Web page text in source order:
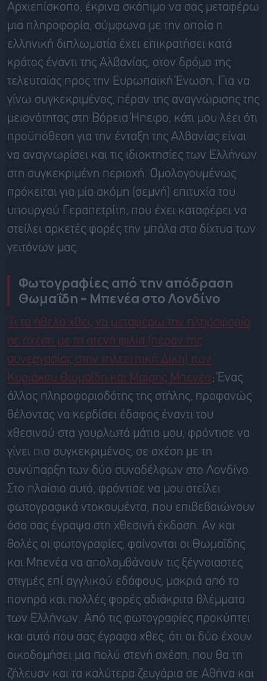
Αρχιεπίσκοπο, έκρινα σκόπιμο να σας μεταφέρω
μια πληροφορία, σύμφωνα με την οποία η
ελληνική διπλωματία έχει επικρατήσει κατά
κράτος έναντι της Αλβανίας, στον δρόμο της
τελευταίας προς την Ευρωπαϊκή Ένωση. Για να
γίνω συγκεκριμένος, πέραν της αναγνώρισης της
μειονότητας στη Βόρεια Ήπειρο, κάτι μου λέει ότι
προϋπόθεση για την ένταξη της Αλβανίας είναι
να αναγνωρίσει και τις ιδιοκτησίες των Ελλήνων
στη συγκεκριμένη περιοχή. Ομολογουμένως
πρόκειται για μία ακόμη (σεμνή) επιτυχία του
υπουργού Γεραπετρίτη, που έχει καταφέρει να
στείλει αρκετές φορές την μπάλα στα δίχτυα των
γειτόνων μας.
Φωτογραφίες από την απόδραση
Θωμαΐδη – Μπενέα στο Λονδίνο
Τι το ήθελα χθες να μεταφέρω την πληροφορία
σε σχέση με τη στενή φιλία (πέραν της
συνεργασίας στην τηλεοπτική Δίκη) των
Κυριάκου Θωμαΐδη και Μαίρης Μπενέα ; Ένας
άλλος πληροφοριοδότης της στήλης, προφανώς
θέλοντας να κερδίσει έδαφος έναντι του
χθεσινού στα γουρλωτά μάτια μου, φρόντισε να
γίνει πιο συγκεκριμένος, σε σχέση με τη
συνύπαρξη των δύο συναδέλφων στο Λονδίνο.
Στο πλαίσιο αυτό, φρόντισε να μου στείλει
φωτογραφικά ντοκουμέντα, που επιβεβαιώνουν
όσα σας έγραψα στη χθεσινή έκδοση. Αν και
θολές οι φωτογραφίες, φαίνονται οι Θωμαΐδης
και Μπενέα να απολαμβάνουν τις ξέγνοιαστες
στιγμές επί αγγλικού εδάφους, μακριά από τα
πονηρά και πολλές φορές αδιάκριτα βλέμματα
των Ελλήνων. Από τις φωτογραφίες προκύπτει
και αυτό που σας έγραφα χθες, ότι οι δύο έχουν
οικοδομήσει μια πολύ στενή σχέση, που θα τη
ζήλευαν και τα καλύτερα ζευγάρια σε Αθήνα και